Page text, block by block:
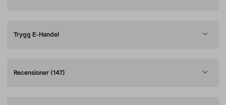
Trygg E-Handel
Recensioner (147)